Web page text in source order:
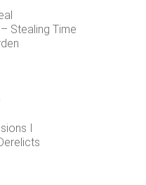
Stealing Time
I